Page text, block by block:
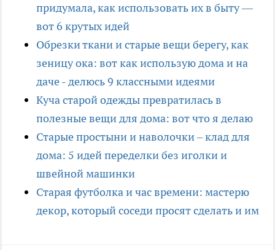
придумала, как использовать их в быту —
вот 6 крутых идей
Обрезки ткани и старые вещи берегу, как
зеницу ока: вот как использую дома и на
даче - делюсь 9 классными идеями
Куча старой одежды превратилась в
полезные вещи для дома: вот что я делаю
Старые простыни и наволочки – клад для
дома: 5 идей переделки без иголки и
швейной машинки
Старая футболка и час времени: мастерю
декор, который соседи просят сделать и им